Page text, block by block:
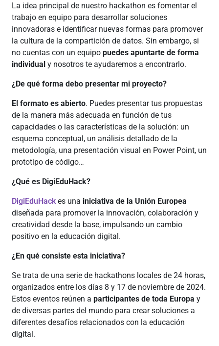
La idea principal de nuestro hackathon es fomentar el
trabajo en equipo para desarrollar soluciones
innovadoras e identificar nuevas formas para promover
la cultura de la compartición de datos. Sin embargo, si
no cuentas con un equipo puedes apuntarte de forma
individual y nosotros te ayudaremos a encontrarlo.
¿De qué forma debo presentar mi proyecto?
El formato es abierto. Puedes presentar tus propuestas
de la manera más adecuada en función de tus
capacidades o las características de la solución: un
esquema conceptual, un análisis detallado de la
metodología, una presentación visual en Power Point, un
prototipo de código…
¿Qué es DigiEduHack?
DigiEduHackes una iniciativa de la Unión Europea
diseñada para promover la innovación, colaboración y
creatividad desde la base, impulsando un cambio
positivo en la educación digital.
¿En qué consiste esta iniciativa?
Se trata de una serie de hackathons locales de 24 horas,
organizados entre los días 8 y 17 de noviembre de 2024.
Estos eventos reúnen a participantes de toda Europa y
de diversas partes del mundo para crear soluciones a
diferentes desafíos relacionados con la educación
digital.